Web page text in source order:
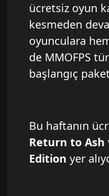
ücretsiz oyun
kesmeden
oyunculara
de MMOFPS
başlangıç
Bu haftanın
Return to Ash
Edition yer